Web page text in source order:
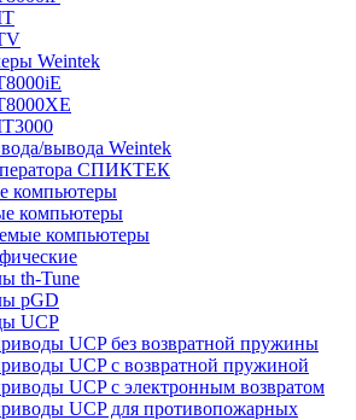
Weintek
вывода Weintek
СПИКТЕК
компьютеры
компьютеры
компьютеры
th-Tune
pGD
UCP
UCP без возвратной пружины
UCP с возвратной пружиной
UCP с электронным возвратом
UCP для противопожарных